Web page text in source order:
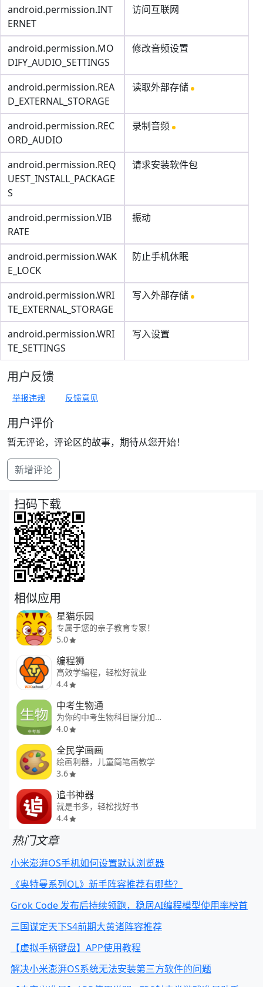
android.permission.INT
ERNET
访问互联网
android.permission.MO
DIFY_AUDIO_SETTINGS
修改音频设置
android.permission.REA
D_EXTERNAL_STORAGE
读取外部存储
android.permission.REC
ORD_AUDIO
录制音频
android.permission.REQ
UEST_INSTALL_PACKAGE
S
请求安装软件包
android.permission.VIB
RATE
振动
android.permission.WAK
E_LOCK
防止手机休眠
android.permission.WRI
TE_EXTERNAL_STORAGE
写入外部存储
android.permission.WRI
TE_SETTINGS
写入设置
用户反馈
举报违规 反馈意见
用户评价
暂无评论，评论区的故事，期待从您开始！
新增评论
扫码下载
相似应用
星猫乐园
专属于您的亲子教育专家！
5.0
编程狮
高效学编程，轻松好就业
4.4
中考生物通
为你的中考生物科目提分加油
4.0
全民学画画
绘画利器，儿童简笔画教学
3.6
追书神器
就是书多，轻松找好书
4.4
热门文章
小米澎湃OS手机如何设置默认浏览器
《奥特曼系列OL》新手阵容推荐有哪些？
Grok Code 发布后持续领跑，稳居AI编程模型使用率榜首
三国谋定天下S4前期大黄诸阵容推荐
【虚拟手柄键盘】APP使用教程
解决小米澎湃OS系统无法安装第三方软件的问题